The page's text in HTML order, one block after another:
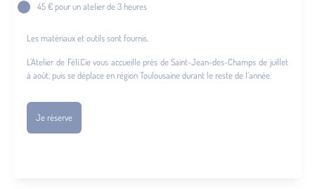
45 € pour un atelier de 3 heures
Les matériaux et outils sont fournis.
L’Atelier de Féli.Cie vous accueille près de Saint-Jean-des-Champs de juillet
à août, puis se déplace en région Toulousaine durant le reste de l’année.
Je réserve